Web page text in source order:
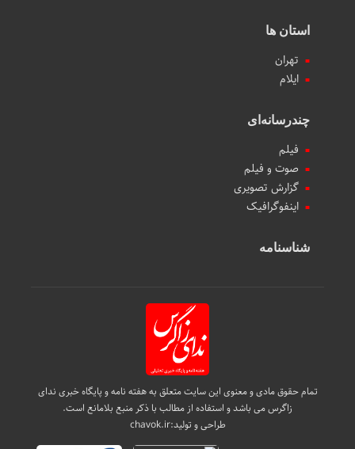
استان ها
تهران
ایلام
چندرسانه‌ای
فیلم
صوت و فیلم
گزارش تصویری
اینفوگرافیک
شناسنامه
تمام حقوق مادی و معنوی این سایت متعلق به هفته نامه و پایگاه خبری ندای
زاگرس می باشد و استفاده از مطالب با ذکر منبع بلامانع است.
طراحی و تولید:chavok.ir